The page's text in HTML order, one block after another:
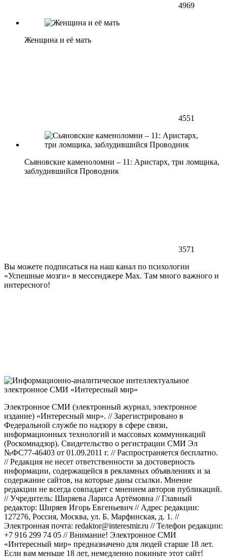
4969
Женщина и её мать
4551
Сьяновские каменоломни – 11: Аристарх, три ломщика,
заблудившийся Проводник
3571
Вы можете подписаться на наш канал по психологии
«Успешные мозги» в мессенджере Max. Там много важного и
интересного!
Электронное СМИ (электронный журнал, электронное
издание) «Интересный мир». // Зарегистрировано в
Федеральной службе по надзору в сфере связи,
информационных технологий и массовых коммуникаций
(Роскомнадзор). Свидетельство о регистрации СМИ Эл
№ФС77-46403 от 01.09.2011 г. // Распространяется бесплатно.
// Редакция не несет ответственности за достоверность
информации, содержащейся в рекламных объявлениях и за
содержание сайтов, на которые даны ссылки. Мнение
редакции не всегда совпадает с мнением авторов публикаций.
// Учредитель: Ширяева Лариса Артёмовна // Главный
редактор: Ширяев Игорь Евгеньевич // Адрес редакции:
127276, Россия, Москва, ул. Б. Марфинская, д. 1. //
Электронная почта: redaktor@interesmir.ru // Телефон редакции:
+7 916 299 74 05 // Внимание! Электронное СМИ
«Интересный мир» предназначено для людей старше 18 лет.
Если вам меньше 18 лет, немедленно покиньте этот сайт!